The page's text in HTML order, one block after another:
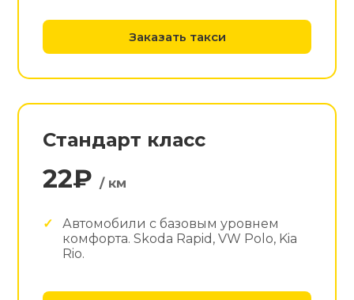
Заказать такси
Стандарт класс
22₽/ км
Автомобили с базовым уровнем
комфорта. Skoda Rapid, VW Polo, Kia
Rio.